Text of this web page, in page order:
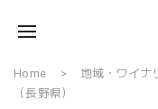
Home 地域・ワイナ
（長野県）